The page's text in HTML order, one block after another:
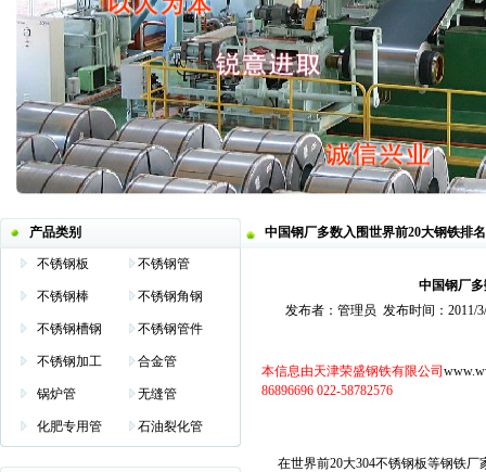
产品类别
不锈钢板 不锈钢管
不锈钢棒 不锈钢角钢
不锈钢槽钢 不锈钢管件
不锈钢加工 合金管
锅炉管 无缝管
化肥专用管 石油裂化管
中国钢厂多数入围世界前20大钢铁排名
中国钢厂
发布者：管理员 发布时间：2011/
本信息由天津荣盛钢铁有限公司 www.
86896696 022-58782576
在世界前20大304不锈钢板等钢铁厂